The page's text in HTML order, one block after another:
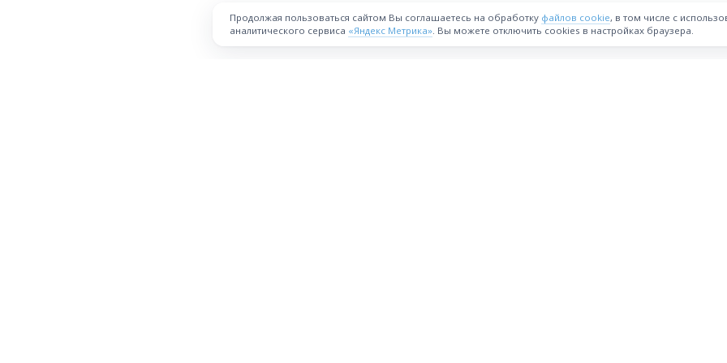
Продолжая пользоваться сайтом Вы соглашаетесь на обработку файлов cookie, в том числе с
аналитического сервиса «Яндекс Метрика». Вы можете отключить cookies в настройках браузера.